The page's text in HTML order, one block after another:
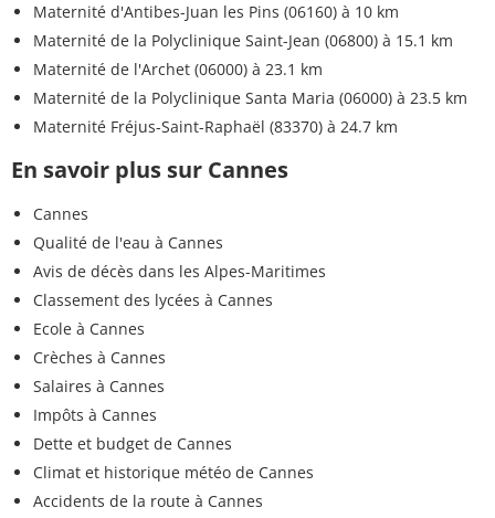
Maternité d'Antibes-Juan les Pins (06160) à 10 km
Maternité de la Polyclinique Saint-Jean (06800) à 15.1 km
Maternité de l'Archet (06000) à 23.1 km
Maternité de la Polyclinique Santa Maria (06000) à 23.5 km
Maternité Fréjus-Saint-Raphaël (83370) à 24.7 km
En savoir plus sur Cannes
Cannes
Qualité de l'eau à Cannes
Avis de décès dans les Alpes-Maritimes
Classement des lycées à Cannes
Ecole à Cannes
Crèches à Cannes
Salaires à Cannes
Impôts à Cannes
Dette et budget de Cannes
Climat et historique météo de Cannes
Accidents de la route à Cannes